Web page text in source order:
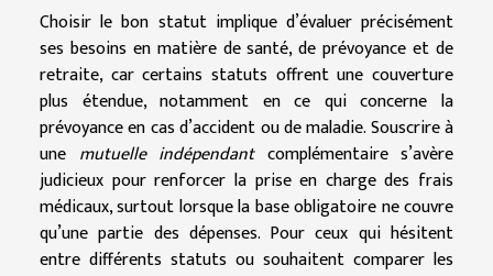
Choisir le bon statut implique d’évaluer précisément
ses besoins en matière de santé, de prévoyance et de
retraite, car certains statuts offrent une couverture
plus étendue, notamment en ce qui concerne la
prévoyance en cas d’accident ou de maladie. Souscrire à
une mutuelle indépendantcomplémentaire s’avère
judicieux pour renforcer la prise en charge des frais
médicaux, surtout lorsque la base obligatoire ne couvre
qu’une partie des dépenses. Pour ceux qui hésitent
entre différents statuts ou souhaitent comparer les